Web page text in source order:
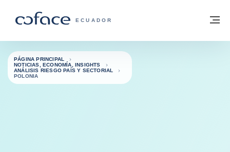
COFACE - FOR TRADE
ECUADOR
Volver a la página principal
PÁGINA PRINCIPAL
NOTICIAS, ECONOMÍA, INSIGHTS
ANÁLISIS RIESGO PAÍS Y SECTORIAL
POLONIA